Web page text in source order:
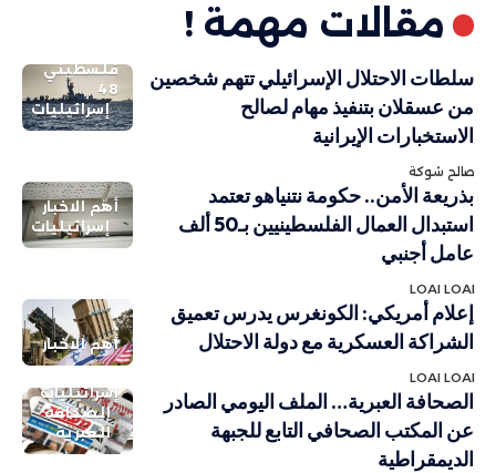
مقالات مهمة !
فلسطيني
48
إسرائيليات
سلطات الاحتلال الإسرائيلي تتهم شخصين
من عسقلان بتنفيذ مهام لصالح
الاستخبارات الإيرانية
صالح شوكة
أهم الاخبار
إسرائيليات
بذريعة الأمن.. حكومة نتنياهو تعتمد
استبدال العمال الفلسطينيين بـ50 ألف
عامل أجنبي
LOAI LOAI
أهم الاخبار
إعلام أمريكي: الكونغرس يدرس تعميق
الشراكة العسكرية مع دولة الاحتلال
LOAI LOAI
إسرائيليات
الصحافة
العبرية
الصحافة العبرية… الملف اليومي الصادر
عن المكتب الصحافي التابع للجبهة
الديمقراطية